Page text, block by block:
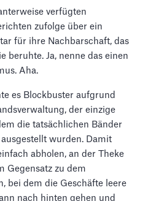
verfügten
zufolge über ein
für ihre Nachbarschaft, das
beruhte. Ja, nenne das einen
Aha.
es Blockbuster aufgrund
der einzige
die tatsächlichen Bänder
wurden. Damit
abholen, an der Theke
Gegensatz zu dem
bei dem die Geschäfte leere
nach hinten gehen und